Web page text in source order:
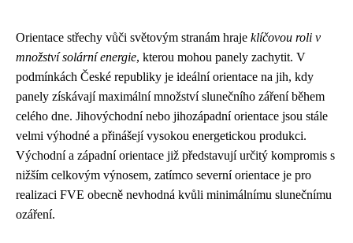
Orientace střechy vůči světovým stranám hraje klíčovou roli v
množství solární energie, kterou mohou panely zachytit. V
podmínkách České republiky je ideální orientace na jih, kdy
panely získávají maximální množství slunečního záření během
celého dne. Jihovýchodní nebo jihozápadní orientace jsou stále
velmi výhodné a přinášejí vysokou energetickou produkci.
Východní a západní orientace již představují určitý kompromis s
nižším celkovým výnosem, zatímco severní orientace je pro
realizaci FVE obecně nevhodná kvůli minimálnímu slunečnímu
ozáření.